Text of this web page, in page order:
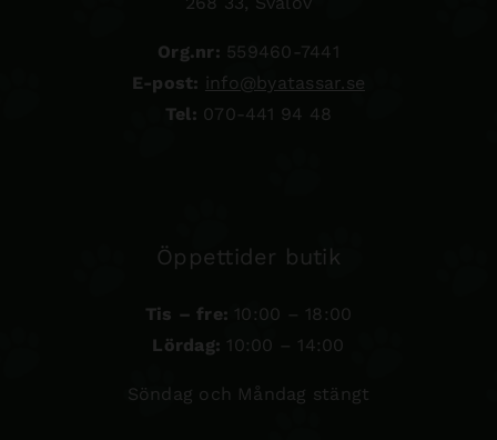
Org.nr: 559460-7441
E-post: info@byatassar.se
Tel: 070-441 94 48
Öppettider butik
Tis – fre: 10:00 – 18:00
Lördag: 10:00 – 14:00
Söndag och Måndag stängt